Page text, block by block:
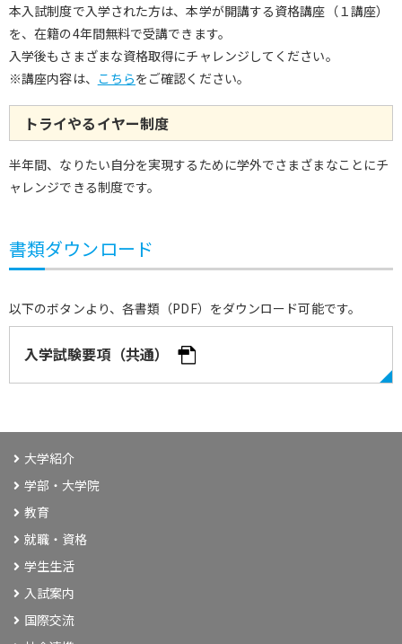
本入試制度で入学された方は、本学が開講する資格講座（１講座）
を、在籍の4年間無料で受講できます。
入学後もさまざまな資格取得にチャレンジしてください。
※講座内容は、 こちらをご確認ください。
トライやるイヤー制度
半年間、なりたい自分を実現するために学外でさまざまなことにチ
ャレンジできる制度です。
書類ダウンロード
以下のボタンより、各書類（PDF）をダウンロード可能です。
入学試験要項（共通）
大学紹介
学部・大学院
教育
就職・資格
学生生活
入試案内
国際交流